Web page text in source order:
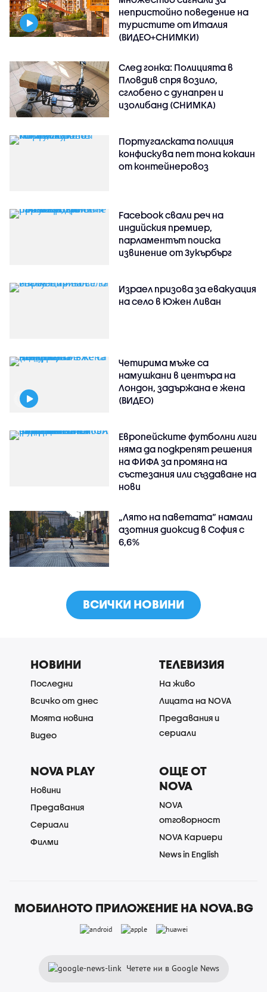
непристойно поведение на
туристите от Италия
(ВИДЕО+СНИМКИ)
След гонка: Полицията в
Пловдив спря возило,
сглобено с дунапрен и
изолибанд (СНИМКА)
Португалската полиция
конфискува пет тона кокаин
от контейнеровоз
Facebook свали реч на
индийския премиер,
парламентът поиска
извинение от Зукърбърг
Израел призова за евакуация
на село в Южен Ливан
Четирима мъже са
намушкани в центъра на
Лондон, задържана е жена
(ВИДЕО)
Европейските футболни лиги
няма да подкрепят решения
на ФИФА за промяна на
състезания или създаване на
нови
„Лято на паветата“ намали
азотния диоксид в София с
6,6%
ВСИЧКИ НОВИНИ
НОВИНИ
Последни
Всичко от днес
Моята новина
Видео
ТЕЛЕВИЗИЯ
На живо
Лицата на NOVA
Предавания и
сериали
NOVA PLAY
Новини
Предавания
Сериали
Филми
ОЩЕ ОТ
NOVA
NOVA
отговорност
NOVA Кариери
News in English
МОБИЛНОТО ПРИЛОЖЕНИЕ НА NOVA.BG
Четете ни в Google News